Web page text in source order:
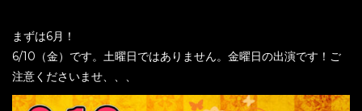
まずは6月！
6/10（金）です。土曜日ではありません。金曜日の出演です！ご
注意くださいませ、、、